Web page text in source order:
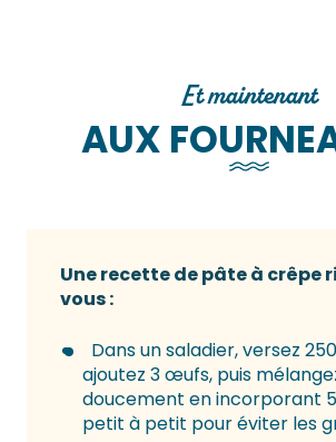
Et maintenant
AUX
Une recette de pâte à crêpe
vous :
Dans un saladier, versez
ajoutez 3 œufs, puis
doucement en incorporant
petit à petit pour éviter les